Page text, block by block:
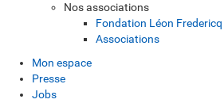
Nos associations
Fondation Léon Fredericq
Associations
Mon espace
Presse
Jobs